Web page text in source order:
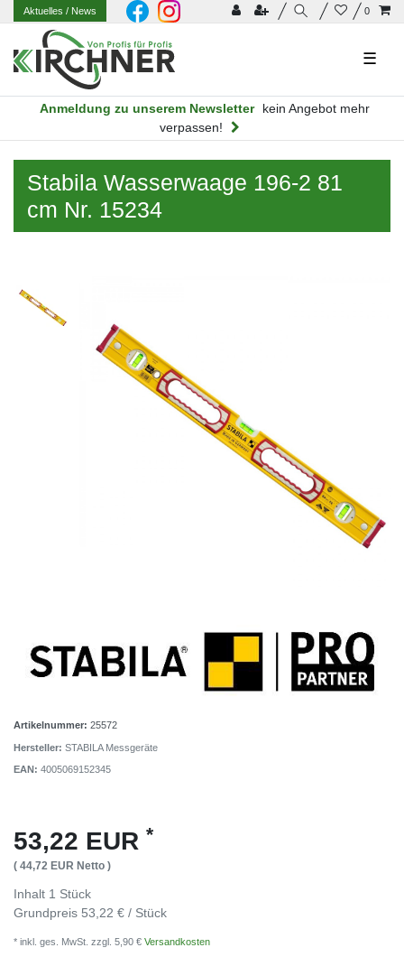
0
Aktuelles/ News
☰
Anmeldung zu unserem Newsletter
kein Angebot mehr
verpassen!
Stabila Wasserwaage 196-2 81
cm Nr. 15234
Artikelnummer: 25572
Hersteller: STABILA Messgeräte
EAN: 4005069152345
53,22 EUR *
( 44,72 EUR Netto )
Inhalt 1 Stück
Grundpreis 53,22 € / Stück
* inkl. ges. MwSt. zzgl. 5,90 € Versandkosten